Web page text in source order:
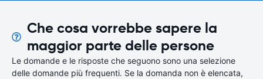
Che cosa vorrebbe sapere la
maggior parte delle persone
Le domande e le risposte che seguono sono una selezione
delle domande più frequenti. Se la domanda non è elencata,